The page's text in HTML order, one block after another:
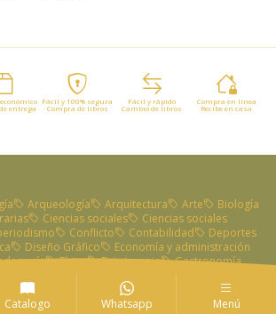
entrega
Fácil y 100% segura
Compra de libros
Fácil y rápido
Cambio de libros
Compra en línea
Recibe en casa
Arqueología Arquitectura Arte
Biología
Ciencias sociales
Ciencias sociales
Conflicto Contabilidad
Deportes
Diseño Gráfico
Economía y administración
Física Fisioterapia
Gastronomía
Ingeniería
Música
Poesía
Química Sin categoría
Sociología
Catalogo Whatsapp Menú